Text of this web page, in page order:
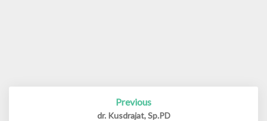
Previous
dr. Kusdrajat, Sp.PD